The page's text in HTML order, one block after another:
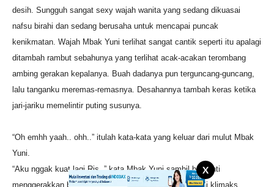
X
desih. Sungguh sangat sexy wajah wanita yang sedang dikuasai
nafsu birahi dan sedang berusaha untuk mencapai puncak
kenikmatan. Wajah Mbak Yuni terlihat sangat cantik seperti itu apalagi
ditambah rambut sebahunya yang terlihat acak-acakan terombang
ambing gerakan kepalanya. Buah dadanya pun terguncang-guncang,
lalu tanganku meremas-remasnya. Desahannya tambah keras ketika
jari-jariku memelintir puting susunya.
“Oh emhh yaah.. ohh..” itulah kata-kata yang keluar dari mulut Mbak
Yuni.
“Aku nggak kuat lagi Ris..” kata Mbak Yuni sambil berhenti
menggerakkan badannya, aku tahu ia segera mencapai klimaks.